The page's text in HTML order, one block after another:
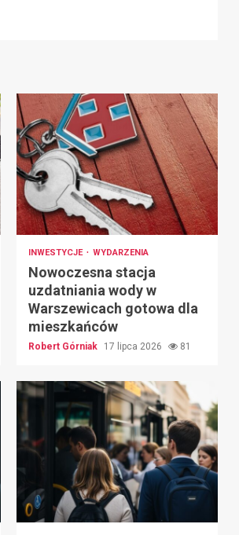
INWESTYCJE WYDARZENIA
Nowoczesna stacja
uzdatniania wody w
Warszewicach gotowa dla
mieszkańców
Robert Górniak 17 lipca 2026 81